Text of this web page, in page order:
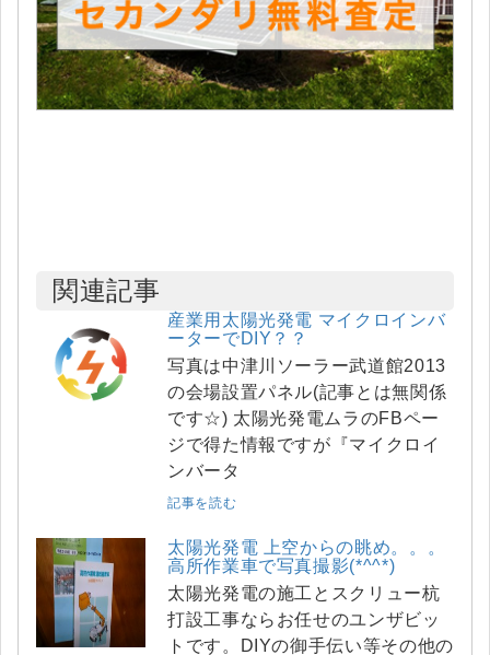
関連記事
産業用太陽光発電 マイクロインバ
ーターでDIY？？
写真は中津川ソーラー武道館2013
の会場設置パネル(記事とは無関係
です☆) 太陽光発電ムラのFBペー
ジで得た情報ですが『マイクロイ
ンバータ
記事を読む
太陽光発電 上空からの眺め。。。
高所作業車で写真撮影(*^^*)
太陽光発電の施工とスクリュー杭
打設工事ならお任せのユンザビッ
トです。DIYの御手伝い等その他の